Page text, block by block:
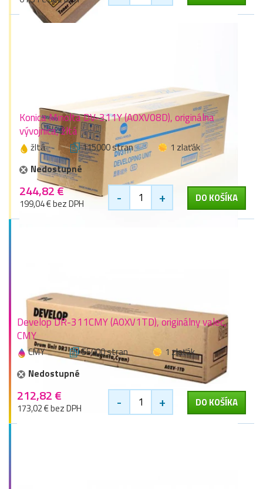
Konica Minolta DV-311Y (A0XV08D), originálna
vývojnica, žltá
žltá 115000 stran
1 zlaťák
Nedostupné
244,82 €
199,04 € bez DPH - + DO KOŠÍKA
Develop DR-311CMY (A0XV1TD), originálny valec,
CMY
CMY 55000 stran
1 zlaťák
Nedostupné
212,82 €
173,02 € bez DPH - + DO KOŠÍKA